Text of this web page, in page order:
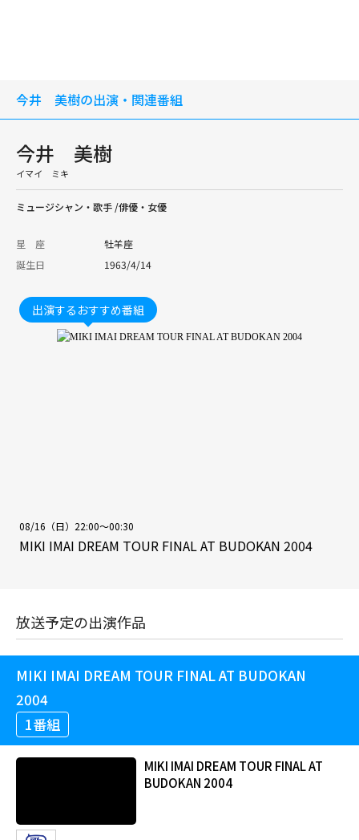
今井 美樹の出演・関連番組
今井 美樹
イマイ ミキ
ミュージシャン・歌手 /俳優・女優
星 座
牡羊座
誕生日
1963/4/14
出演するおすすめ番組
08/16（日）22:00～00:30
MIKI IMAI DREAM TOUR FINAL AT BUDOKAN 2004
放送予定の出演作品
MIKI IMAI DREAM TOUR FINAL AT BUDOKAN
2004
1番組
MIKI IMAI DREAM TOUR FINAL AT
BUDOKAN 2004